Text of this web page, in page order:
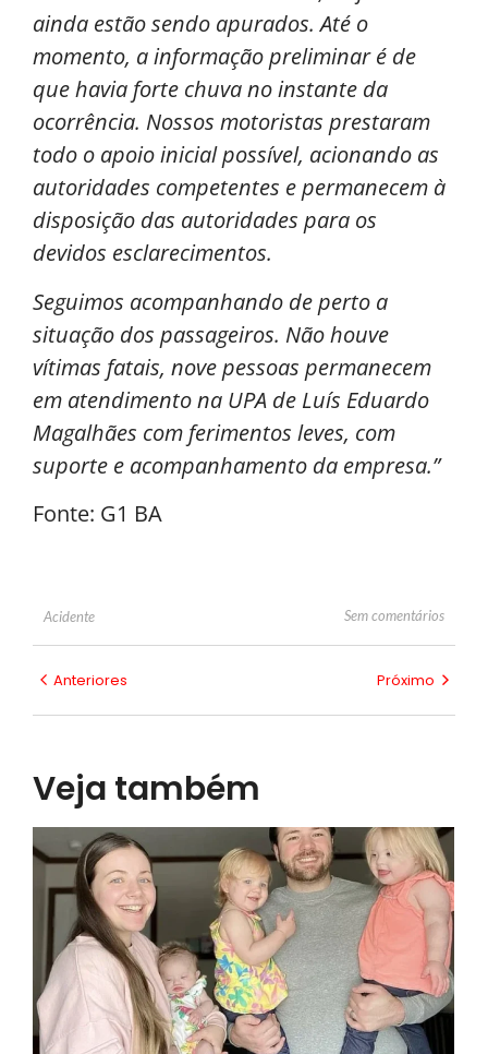
ainda estão sendo apurados. Até o
momento, a informação preliminar é de
que havia forte chuva no instante da
ocorrência. Nossos motoristas prestaram
todo o apoio inicial possível, acionando as
autoridades competentes e permanecem à
disposição das autoridades para os
devidos esclarecimentos.
Seguimos acompanhando de perto a
situação dos passageiros. Não houve
vítimas fatais, nove pessoas permanecem
em atendimento na UPA de Luís Eduardo
Magalhães com ferimentos leves, com
suporte e acompanhamento da empresa.”
Fonte: G1 BA
Acidente Sem comentários
Anteriores Próximo
Veja também